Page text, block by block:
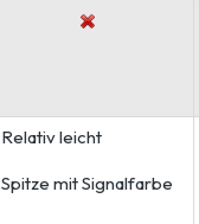
Relativ leicht
Spitze mit Signalfarbe